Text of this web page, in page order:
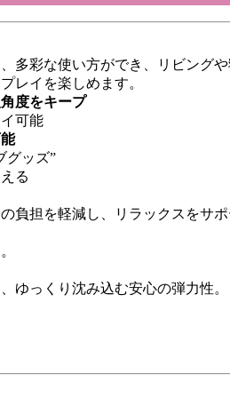
多彩な使い方ができ、リビング
レイを楽しめます。
度をキープ
可能
グッズ”
る
負担を軽減し、リラックスをサポ
ゆっくり沈み込む安心の弾力性。